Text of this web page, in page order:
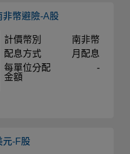
非幣避險-A股
計價幣別
南非幣
配息方式
月配息
每單位分配
金額
-
元-F股